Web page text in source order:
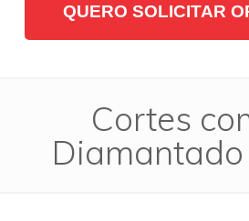
QUERO SOLICITAR
Cortes